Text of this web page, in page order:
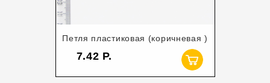
Петля пластиковая (коричневая )
7.42